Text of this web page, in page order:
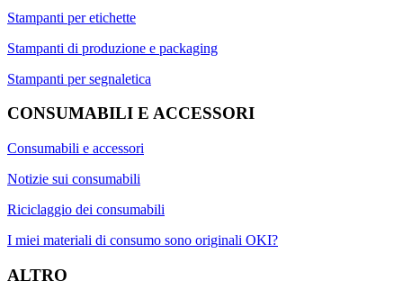
Stampanti per etichette
Stampanti di produzione e packaging
Stampanti per segnaletica
CONSUMABILI E ACCESSORI
Consumabili e accessori
Notizie sui consumabili
Riciclaggio dei consumabili
I miei materiali di consumo sono originali OKI?
ALTRO